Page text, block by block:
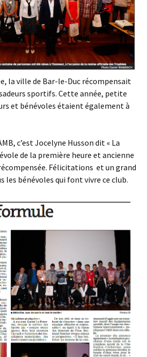
la ville de Bar-le-Duc récompensait
sportifs. Cette année, petite
et bénévoles étaient également à
c’est Jocelyne Husson dit « La
de la première heure et ancienne
Félicitations et un grand
les bénévoles qui font vivre ce club.